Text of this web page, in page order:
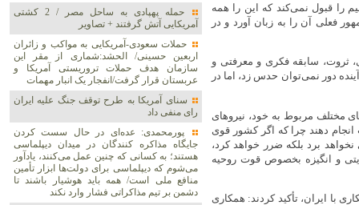
را قبول نمی‌کند که این را همه
فعلی آن را به زبان آورد و در
ثروت، سابقه فکری و معرفتی و
دور نمی‌توان حدس زد، اما در
مختلف مربوط به خود، نیرو‌های
دهند چرا که اگر کشور قوی
برد بلکه ضرر خواهد کرد،
و انگیزه بخصوص قوت روحیه
با ایران، تأکید کردند: همکاری
حمله پهپادی به ساحل مصر / 2 کشتی
آمریکایی آتش گرفتند + تصاویر
حملات سعودی-آمریکایی به مواکب و زائران
اربعین حسینی/ الحشد:شماری از مقر این
سازمان هدف حملات تروریستی آمریکا و
عربستان قرار گرفت/انفجار یک انبار مهمات
سنای آمریکا به طرح توقف جنگ علیه ایران
رای منفی داد
پورمحمدی: عده‌ای در حال سست کردن
جایگاه مذاکره کنندگان در میدان دیپلماسی
هستند؛ به کسانی که چنین عمل می‌کنند، یادآور
می‌شوم که دیپلماسی برای دولت‌ها ابزار تأمین
منافع ملی است/ همه باید هوشیار باشند تا
دشمن بر تیم مذاکراتی فشار وارد نکند